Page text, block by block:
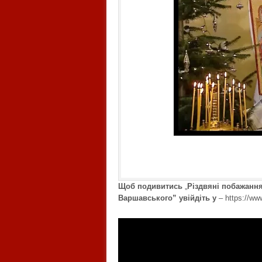
Щоб подивитись „Різдвяні
Варшавського” увійдіть у – https://